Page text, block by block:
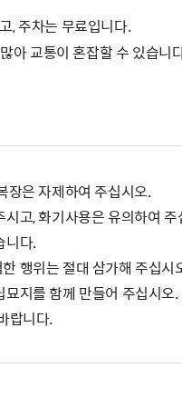
, 주차는 무료입니다.
아 교통이 혼잡할 수 있습니
장은 자제하여 주십시오.
고, 화기사용은 유의하여 주
니다.
행위는 절대 삼가해 주십시
지를 함께 만들어 주십시오.
랍니다.